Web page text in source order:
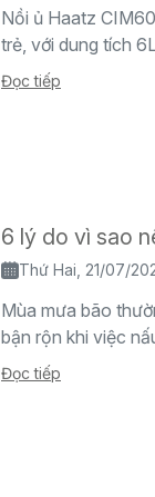
Nồi ủ Haatz
trẻ, với dung tích
Đọc tiếp
6 lý do vì sao
Thứ Hai, 21/07/
Mùa mưa bão
bận rộn khi việc
Đọc tiếp